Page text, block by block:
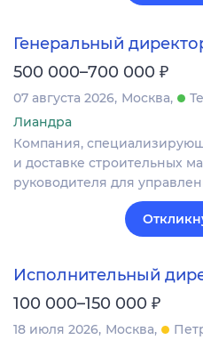
Генеральный
500 000–700 000 ₽
07 августа 2026 Москва
Лиандра
Компания,
и доставке строительных
руководителя для
Исполнительный
100 000–150 000 ₽
18 июля 2026 Москва